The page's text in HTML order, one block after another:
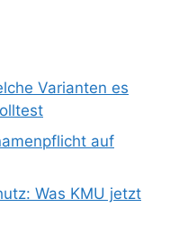
Varianten es
auf
Was KMU jetzt